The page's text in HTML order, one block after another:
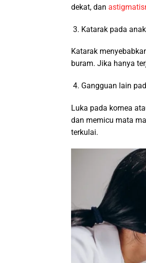
dekat, dan
Katarak pada anak
Katarak
buram. Jika hanya
Gangguan lain
Luka pada kornea
dan memicu mata
terkulai.